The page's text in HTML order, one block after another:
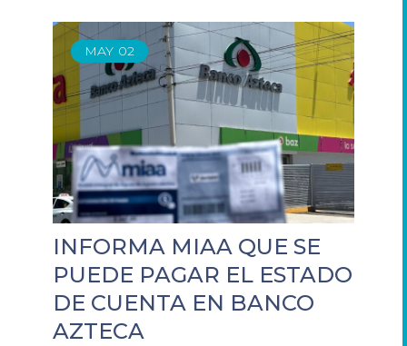
MAY 02
INFORMA MIAA QUE SE
PUEDE PAGAR EL ESTADO
DE CUENTA EN BANCO
AZTECA